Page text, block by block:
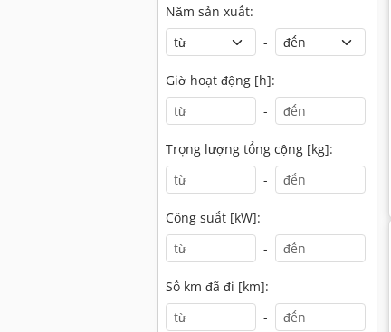
Năm sản xuất:
-
Giờ hoạt động [h]:
-
Trọng lượng tổng cộng [kg]:
-
Công suất [kW]:
-
Số km đã đi [km]:
-